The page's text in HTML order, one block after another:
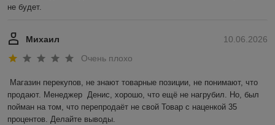
не будет.
10.06.2026
Михаил
Очень плохо
Магазин перекупов, не знают товарные позиции, не понимают, что
продают. Менеджер  Денис, хорошо, что ещё не нагрубил. Но, был
пойман на том, что перепродаёт не свой Товар с наценкой 35
процентов. Делайте выводы.